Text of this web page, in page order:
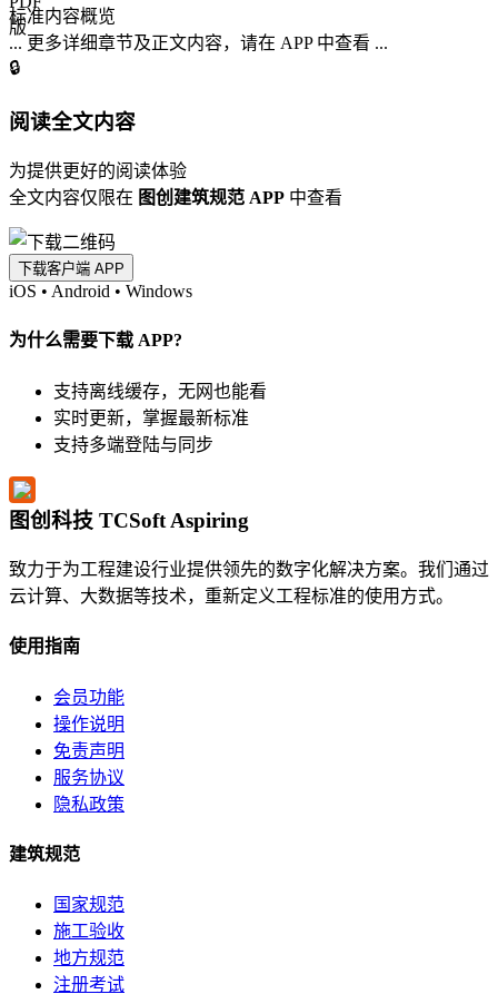
标准内容概览
... 更多详细章节及正文内容，请在 APP 中查看 ...
🔒
阅读全文内容
为提供更好的阅读体验
全文内容仅限在 图创建筑规范 APP 中查看
下载客户端 APP
iOS • Android • Windows
为什么需要下载 APP?
支持离线缓存，无网也能看
实时更新，掌握最新标准
支持多端登陆与同步
图创科技 TCSoft Aspiring
致力于为工程建设行业提供领先的数字化解决方案。我们通过
云计算、大数据等技术，重新定义工程标准的使用方式。
使用指南
会员功能
操作说明
免责声明
服务协议
隐私政策
建筑规范
国家规范
施工验收
地方规范
注册考试